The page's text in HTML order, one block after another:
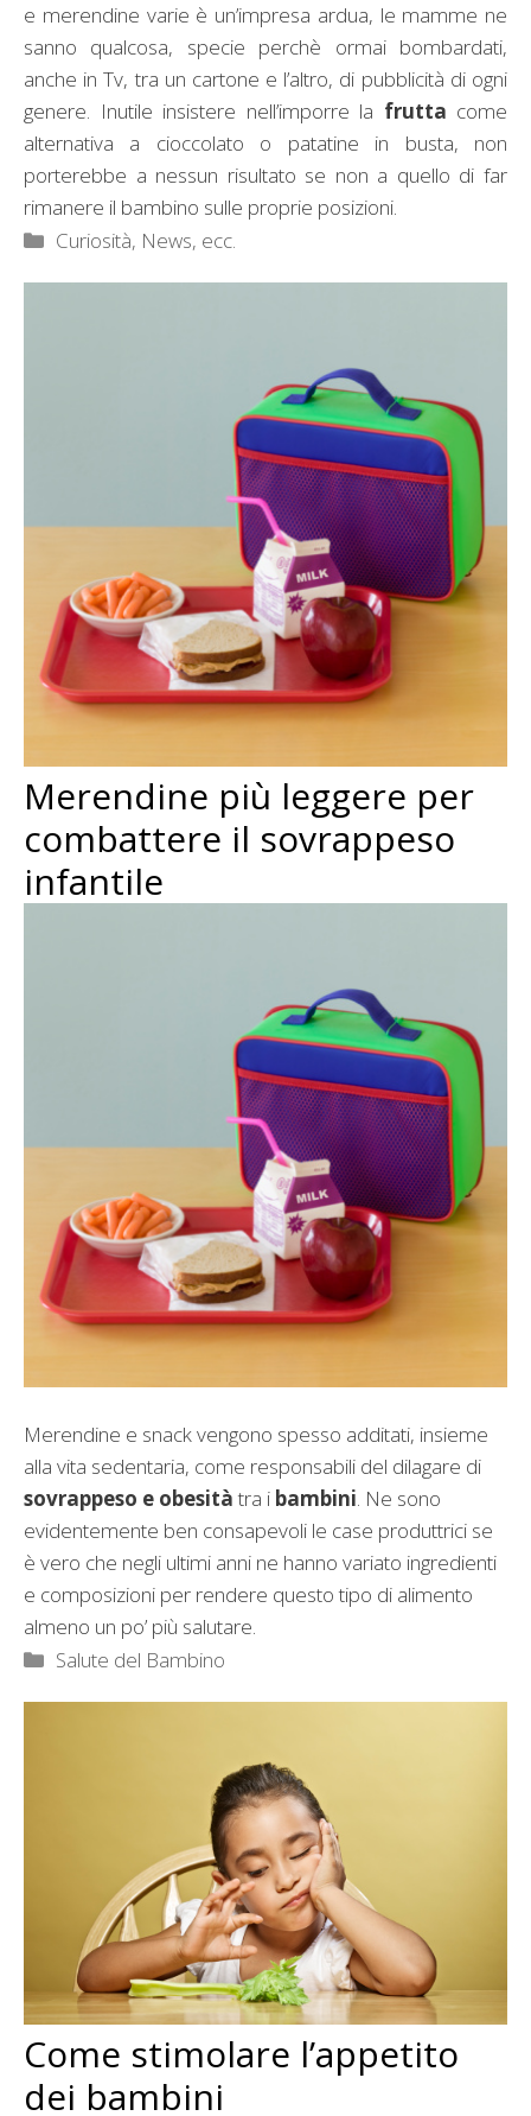
e merendine varie è un’impresa ardua, le mamme ne
sanno qualcosa, specie perchè ormai bombardati,
anche in Tv, tra un cartone e l’altro, di pubblicità di ogni
genere. Inutile insistere nell’imporre la frutta come
alternativa a cioccolato o patatine in busta, non
porterebbe a nessun risultato se non a quello di far
rimanere il bambino sulle proprie posizioni.
Categorie
Curiosità, News, ecc.
Merendine più leggere per
combattere il sovrappeso
infantile
Merendine e snack vengono spesso additati, insieme
alla vita sedentaria, come responsabili del dilagare di
sovrappeso e obesitàtra i bambini . Ne sono
evidentemente ben consapevoli le case produttrici se
è vero che negli ultimi anni ne hanno variato ingredienti
e composizioni per rendere questo tipo di alimento
almeno un po’ più salutare.
Categorie
Salute del Bambino
Come stimolare l’appetito
dei bambini